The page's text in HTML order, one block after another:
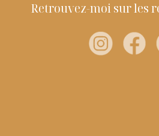
Retrouvez-moi sur les